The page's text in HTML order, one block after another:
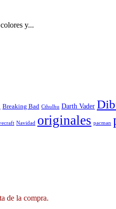
y...
Breaking Bad Cthulhu Darth Vader
Navidad originales pacman
de la compra.